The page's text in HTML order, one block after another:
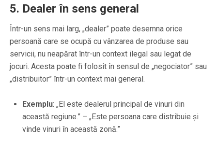
5. Dealer în sens general
Într-un sens mai larg, „dealer” poate desemna orice
persoană care se ocupă cu vânzarea de produse sau
servicii, nu neapărat într-un context ilegal sau legat de
jocuri. Acesta poate fi folosit în sensul de „negociator” sau
„distribuitor” într-un context mai general.
Exemplu: „El este dealerul principal de vinuri din
această regiune.” – „Este persoana care distribuie și
vinde vinuri în această zonă.”